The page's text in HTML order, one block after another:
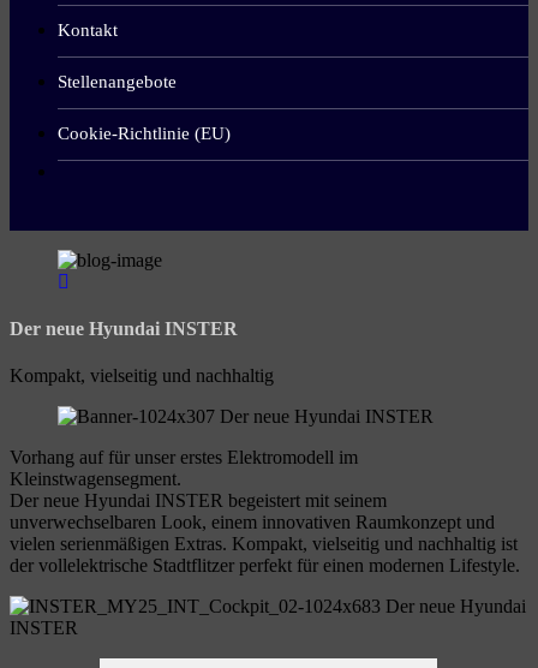
Kontakt
Stellenangebote
Cookie-Richtlinie (EU)
Der neue Hyundai INSTER
Kompakt, vielseitig und nachhaltig
Vorhang auf für unser erstes Elektromodell im
Kleinstwagensegment.
Der neue Hyundai INSTER begeistert mit seinem
unverwechselbaren Look, einem innovativen Raumkonzept und
vielen serienmäßigen Extras. Kompakt, vielseitig und nachhaltig ist
der vollelektrische Stadtflitzer perfekt für einen modernen Lifestyle.